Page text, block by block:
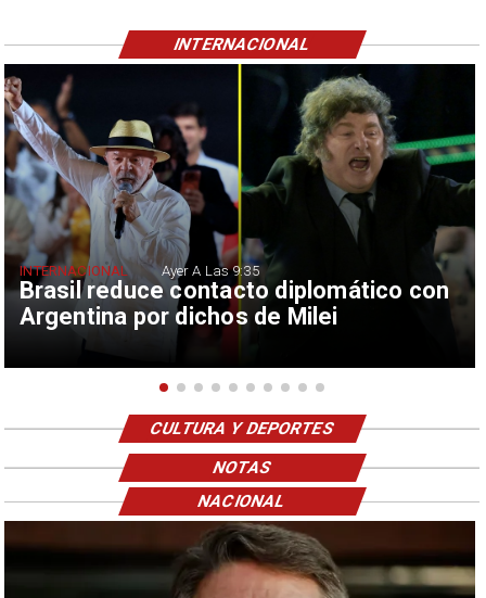
Brasil reduce contacto diplomático con
Argentina por dichos de Milei
INTERNACIONAL Ayer A Las 9:35
INTERNACIONAL
CULTURA Y DEPORTES
NOTAS
NACIONAL